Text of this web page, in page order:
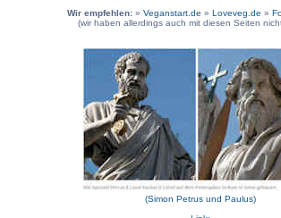
Wir empfehlen: » Veganstart.de » Loveveg.de »
(wir haben allerdings auch mit diesen Seiten
(Simon Petrus und Paulus)